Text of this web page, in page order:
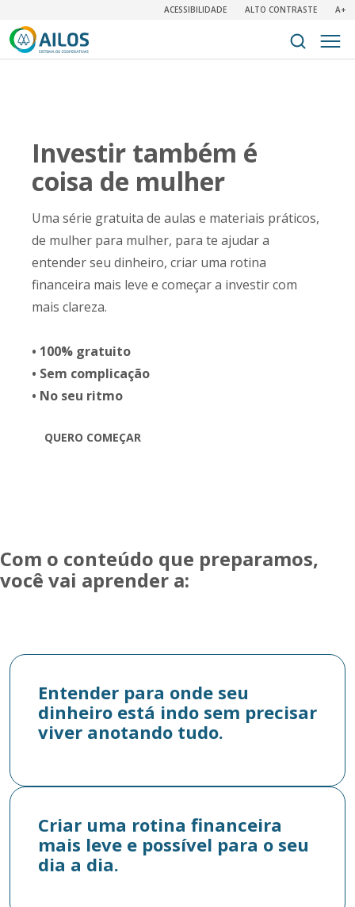
ACESSIBILIDADE ALTO CONTRASTE A+
Investir também é
coisa de mulher
Uma série gratuita de aulas e materiais práticos,
de mulher para mulher, para te ajudar a
entender seu dinheiro, criar uma rotina
financeira mais leve e começar a investir com
mais clareza.
• 100% gratuito
• Sem complicação
• No seu ritmo
QUERO COMEÇAR
Com o conteúdo que preparamos,
você vai aprender a:
Entender para onde seu
dinheiro está indo sem precisar
viver anotando tudo.
Criar uma rotina financeira
mais leve e possível para o seu
dia a dia.